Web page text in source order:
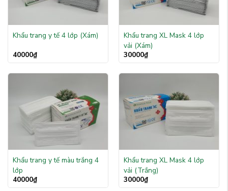
Khẩu trang y tế 4 lớp (Xám)
40000₫
Khẩu trang XL Mask 4 lớp
vải (Xám)
30000₫
Khẩu trang y tế màu trắng 4
lớp
40000₫
Khẩu trang XL Mask 4 lớp
vải (Trắng)
30000₫